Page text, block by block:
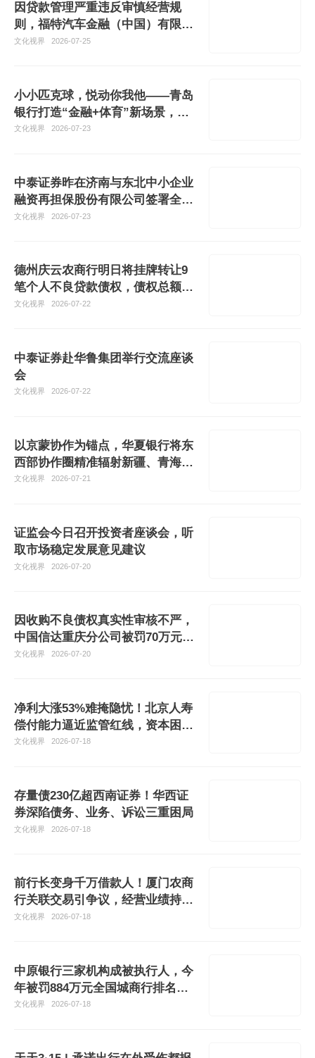
因贷款管理严重违反审慎经营规
则，福特汽车金融（中国）有限公
司被罚30万元
文化视界 2026-07-25
小小匹克球，悦动你我他——青岛
银行打造“金融+体育”新场景，以
运动赋能暖心客户服务
文化视界 2026-07-23
中泰证券昨在济南与东北中小企业
融资再担保股份有限公司签署全面
战略合作协议
文化视界 2026-07-23
德州庆云农商行明日将挂牌转让9
笔个人不良贷款债权，债权总额合
计超675万元
文化视界 2026-07-22
中泰证券赴华鲁集团举行交流座谈
会
文化视界 2026-07-22
以京蒙协作为锚点，华夏银行将东
西部协作圈精准辐射新疆、青海、
甘肃、宁夏等西部省区
文化视界 2026-07-21
证监会今日召开投资者座谈会，听
取市场稳定发展意见建议
文化视界 2026-07-20
因收购不良债权真实性审核不严，
中国信达重庆分公司被罚70万元，
其多地分支机构频现不良资产业务
文化视界 2026-07-20
净利大涨53%难掩隐忧！北京人寿
偿付能力逼近监管红线，资本困局
待解
文化视界 2026-07-18
存量债230亿超西南证券！华西证
券深陷债务、业务、诉讼三重困局
文化视界 2026-07-18
前行长变身千万借款人！厦门农商
行关联交易引争议，经营业绩持续
承压
文化视界 2026-07-18
中原银行三家机构成被执行人，今
年被罚884万元全国城商行排名第
一
文化视界 2026-07-18